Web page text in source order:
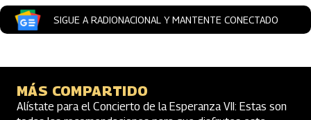
SIGUE A RADIONACIONAL Y MANTENTE CONECTADO
MÁS COMPARTIDO
Alístate para el Concierto de la Esperanza VII: Estas son